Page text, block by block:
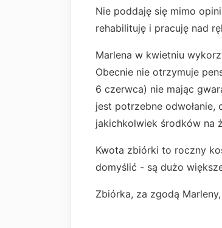
Nie poddaję się mimo
rehabilituję i pracuję nad
Marlena w kwietniu
Obecnie nie otrzymuje
6 czerwca) nie mając
jest potrzebne
jakichkolwiek środków na
Kwota zbiórki to roczny
domyślić - są dużo
Zbiórka, za zgodą